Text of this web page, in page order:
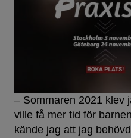
– Sommaren 2021 klev
ville få mer tid för
kände jag att jag